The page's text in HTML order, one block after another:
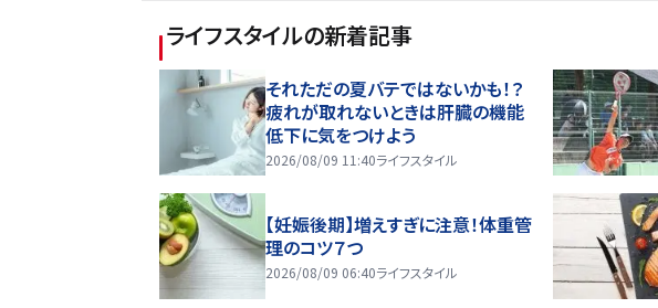
ライフスタイルの新着記事
それただの夏バテではないかも！？
疲れが取れないときは肝臓の機能
低下に気をつけよう
2026/08/09 11:40ライフスタイル
【妊娠後期】増えすぎに注意！体重管
理のコツ７つ
2026/08/09 06:40ライフスタイル